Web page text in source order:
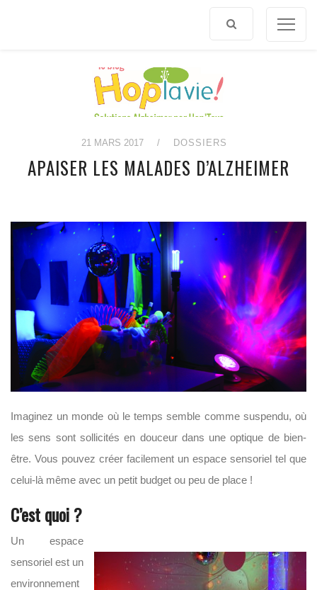
21 MARS 2017 / DOSSIERS
APAISER LES MALADES D’ALZHEIMER
Imaginez un monde où le temps semble comme suspendu, où
les sens sont sollicités en douceur dans une optique de bien-
être. Vous pouvez créer facilement un espace sensoriel tel que
celui-là même avec un petit budget ou peu de place !
C’est quoi ?
Un espace
sensoriel est un
environnement